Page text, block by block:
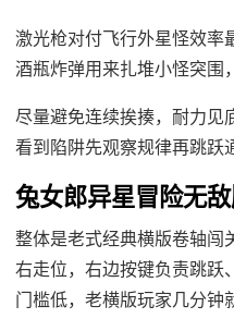
激光枪对付飞行外星怪效率
酒瓶炸弹用来扎堆小怪突围
尽量避免连续挨揍，耐力见
看到陷阱先观察规律再跳跃
兔女郎异星冒险无
整体是老式经典横版卷轴闯
右走位，右边按键负责跳跃
门槛低，老横版玩家几分钟